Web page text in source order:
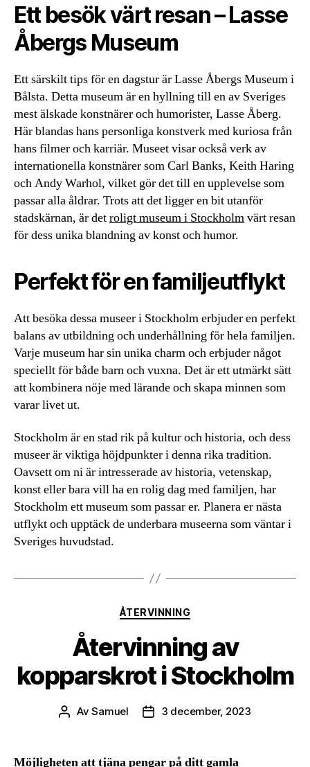
Ett besök värt resan – Lasse
Åbergs Museum
Ett särskilt tips för en dagstur är Lasse Åbergs Museum i
Bålsta. Detta museum är en hyllning till en av Sveriges
mest älskade konstnärer och humorister, Lasse Åberg.
Här blandas hans personliga konstverk med kuriosa från
hans filmer och karriär. Museet visar också verk av
internationella konstnärer som Carl Banks, Keith Haring
och Andy Warhol, vilket gör det till en upplevelse som
passar alla åldrar. Trots att det ligger en bit utanför
stadskärnan, är detroligt museum i Stockholmvärt resan
för dess unika blandning av konst och humor.
Perfekt för en familjeutflykt
Att besöka dessa museer i Stockholm erbjuder en perfekt
balans av utbildning och underhållning för hela familjen.
Varje museum har sin unika charm och erbjuder något
speciellt för både barn och vuxna. Det är ett utmärkt sätt
att kombinera nöje med lärande och skapa minnen som
varar livet ut.
Stockholm är en stad rik på kultur och historia, och dess
museer är viktiga höjdpunkter i denna rika tradition.
Oavsett om ni är intresserade av historia, vetenskap,
konst eller bara vill ha en rolig dag med familjen, har
Stockholm ett museum som passar er. Planera er nästa
utflykt och upptäck de underbara museerna som väntar i
Sveriges huvudstad.
Kategorier
ÅTERVINNING
Återvinning av
kopparskrot i Stockholm
Inläggsförfattare
AvSamuel Inläggsdatum
3 december, 2023
Möjligheten att tjäna pengar på ditt gamla